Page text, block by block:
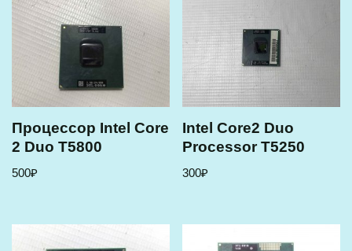
Процессор Intel Core
2 Duo T5800
500₽
Intel Core2 Duo
Processor T5250
300₽